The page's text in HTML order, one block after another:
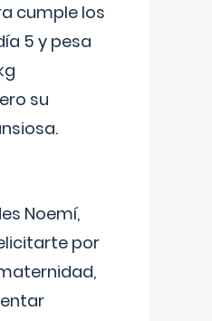
cumple los
5 y pesa
su
Noemí,
por